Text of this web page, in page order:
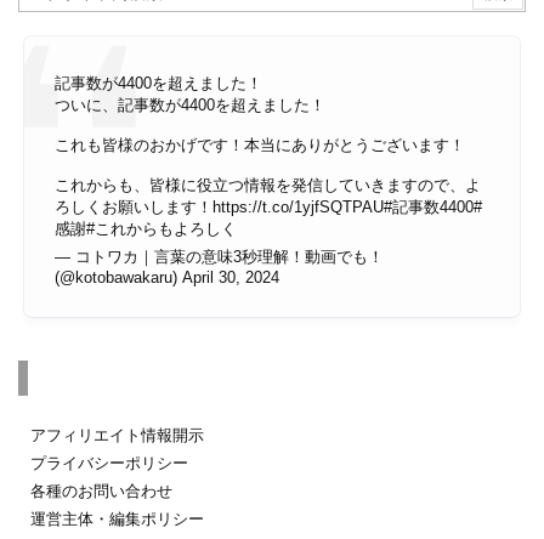
記事数が4400を超えました！
ついに、記事数が4400を超えました！
これも皆様のおかげです！本当にありがとうございます！
これからも、皆様に役立つ情報を発信していきますので、よ
ろしくお願いします！ https://t.co/1yjfSQTPAU#記事数4400#
感謝#これからもよろしく
— コトワカ｜言葉の意味3秒理解！動画でも！
(@kotobawakaru) April 30, 2024
アフィリエイト情報開示
プライバシーポリシー
各種のお問い合わせ
運営主体・編集ポリシー